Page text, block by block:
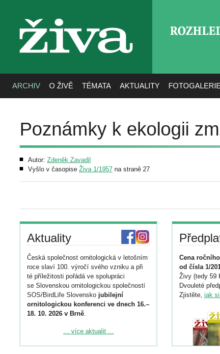
živa
ARCHIV O ŽIVĚ TÉMATA AKTUALITY
Poznámky k ekologii
Autor: Zdeněk Zavadil
Vyšlo v časopise Živa 1/1957 na straně 27
Aktuality
Česká společnost ornitologická v letošním
roce slaví 100. výročí svého vzniku a při
té příležitosti pořádá ve spolupráci
se Slovenskou ornitologickou společností
SOS/BirdLife Slovensko jubilejní
ornitologickou konferenci ve dnech 16.–
18. 10. 2026 v Brně.
Podrobnější informace ke konferenci
... více aktualit ...
Cena
od čísla 1/
Živy (tedy 59
Dvouleté
Zjistěte, jak